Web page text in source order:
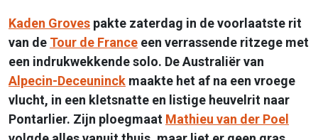
Kaden Groves pakte zaterdag in de voorlaatste rit
van de Tour de France een verrassende ritzege met
een indrukwekkende solo. De Australiër van
Alpecin-Deceuninck maakte het af na een vroege
vlucht, in een kletsnatte en listige heuvelrit naar
Pontarlier. Zijn ploegmaat Mathieu van der Poel